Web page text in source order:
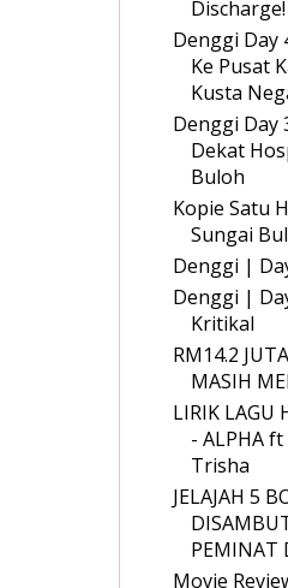
Discharge!
Denggi Day
Ke Pusat
Kusta
Denggi Day
Dekat
Buloh
Kopie Satu
Sungai
Denggi |
Denggi |
Kritikal
RM14.2
MASIH
LIRIK LAGU
- ALPHA
Trisha
JELAJAH 5
PEMINAT
Movie